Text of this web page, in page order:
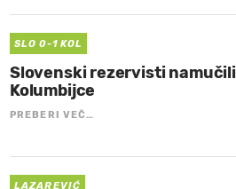
SLO 0-1 KOL
Slovenski rezervisti namučili
Kolumbijce
PREBERI VEČ…
LAZAREVIĆ